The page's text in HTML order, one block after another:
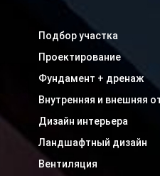
Подбор участка
Проектирование
Фундамент + дренаж
Внутренняя и внешняя
Дизайн интерьера
Ландшафтный дизайн
Вентиляция